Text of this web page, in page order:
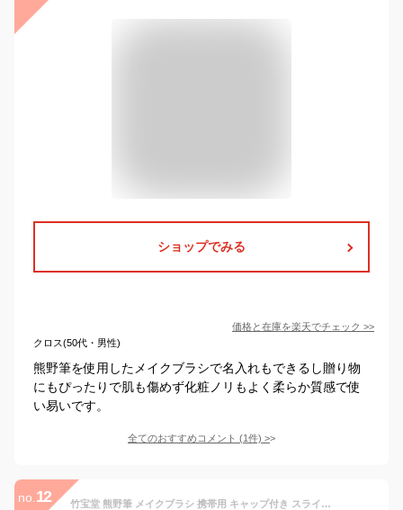
ショップでみる
価格と在庫を楽天でチェック >>
クロス(50代・男性)
熊野筆を使用したメイクブラシで名入れもできるし贈り物
にもぴったりで肌も傷めず化粧ノリもよく柔らか質感で使
い易いです。
全てのおすすめコメント (1件) >
no. 12 竹宝堂 熊野筆 メイクブラシ 携帯用 キャップ付き スライド式 チークブラシ 山羊(細光峰) H-7 ブラック 丸型 頬紅用 コンパクトサイズ 化粧筆 熊野化粧筆 熊の筆 熊野ブラシ 広島県 熊野町 持ち運び コンパクト make up brush [メール便可(200円)][優れものA]